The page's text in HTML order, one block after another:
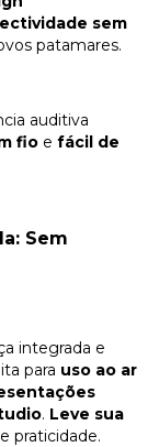
sem
patamares.
auditiva
fio e fácil de
Sem
integrada e
para uso ao ar
. Leve sua
praticidade.